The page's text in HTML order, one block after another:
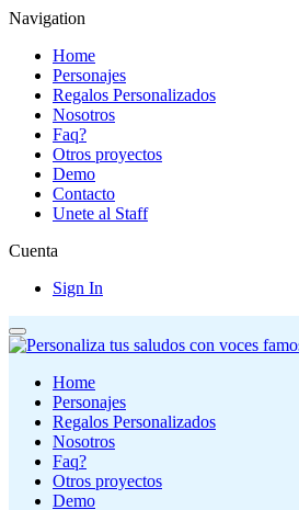
Navigation
Home
Personajes
Regalos Personalizados
Nosotros
Faq?
Otros proyectos
Demo
Contacto
Unete al Staff
Cuenta
Sign In
Home
Personajes
Regalos Personalizados
Nosotros
Faq?
Otros proyectos
Demo